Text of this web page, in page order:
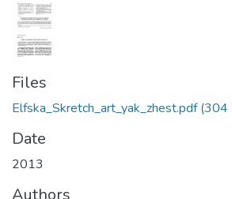
Files
Elfska_Skretch_art_yak_zhest.pdf(304
Date
2013
Authors